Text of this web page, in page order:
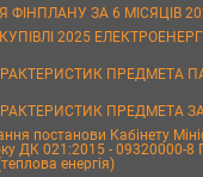
ФІНПЛАНУ ЗА 6 МІСЯЦІВ
2025
ПРЕДМЕТА
ПРЕДМЕТА
постанови Кабінету
ДК 021:2015 - 09320000-8
енергія)